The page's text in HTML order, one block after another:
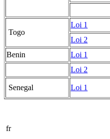
Togo
Loi 1
Loi 2
Benin
Loi 1
Loi 2
Senegal Loi 1
fr